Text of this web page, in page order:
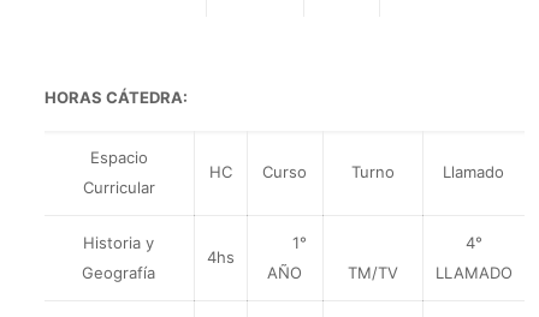
HORAS CÁTEDRA:
Espacio
Curricular
HC Curso Turno Llamado
Historia y
Geografía
4hs
1°
AÑO
TM/TV
4°
LLAMADO